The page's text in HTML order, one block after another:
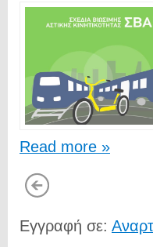
Read more »
Εγγραφή σε: